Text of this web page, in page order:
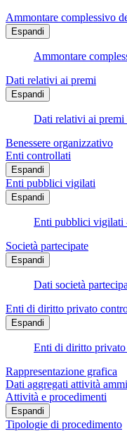
Ammontare complessivo
Espandi
Ammontare
Dati relativi ai premi
Espandi
Dati relativi ai premi
Benessere organizzativo
Enti controllati
Espandi
Enti pubblici vigilati
Espandi
Enti pubblici vigilati
Società partecipate
Espandi
Dati società
Enti di diritto privato
Espandi
Enti di diritto
Rappresentazione grafica
Dati aggregati attività
Attività e procedimenti
Espandi
Tipologie di procedimento